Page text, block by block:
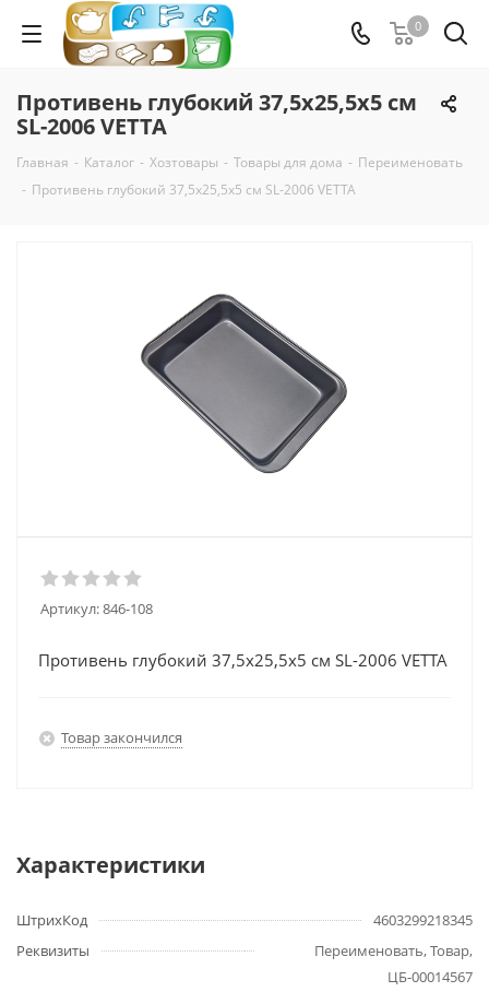
0
Противень глубокий 37,5x25,5x5 см
SL-2006 VETTA
Главная - Каталог - Хозтовары - Товары для дома - Переименовать
- Противень глубокий 37,5x25,5x5 см SL-2006 VETTA
Артикул:846-108
Противень глубокий 37,5x25,5x5 см SL-2006 VETTA
Товар закончился
Характеристики
ШтрихКод
4603299218345
Реквизиты
Переименовать, Товар,
ЦБ-00014567